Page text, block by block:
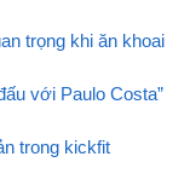
trọng khi ăn khoai
với Paulo Costa”
trong kickfit